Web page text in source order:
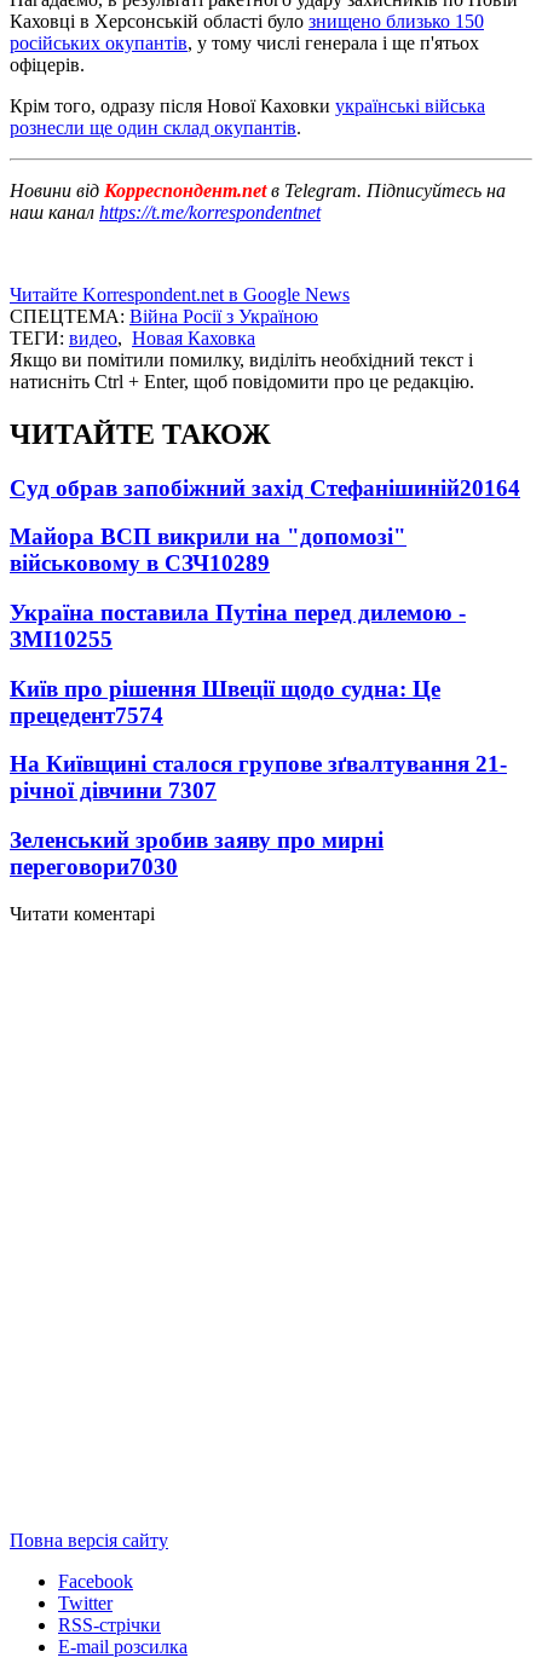
Каховці в Херсонській області було знищено близько 150
російських окупантів, у тому числі генерала і ще п'ятьох
офіцерів.
Крім того, одразу після Нової Каховки українські війська
рознесли ще один склад окупантів.
Новини від Корреспондент.netв Telegram. Підписуйтесь на
наш канал https://t.me/korrespondentnet
Читайте Korrespondent.net в Google News
СПЕЦТЕМА: Війна Росії з Україною
ТЕГИ: видео, Новая Каховка
Якщо ви помітили помилку, виділіть необхідний текст і
натисніть Ctrl + Enter, щоб повідомити про це редакцію.
ЧИТАЙТЕ ТАКОЖ
Суд обрав запобіжний захід Стефанішиній20164
Майора ВСП викрили на "допомозі"
військовому в СЗЧ10289
Україна поставила Путіна перед дилемою -
ЗМІ10255
Київ про рішення Швеції щодо судна: Це
прецедент7574
На Київщині сталося групове зґвалтування 21-
річної дівчини 7307
Зеленський зробив заяву про мирні
переговори7030
Читати коментарі
Повна версія сайту
Facebook
Twitter
RSS-стрічки
E-mail розсилка